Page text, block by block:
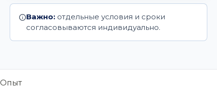
Важно: отдельные условия и сроки
согласовываются индивидуально.
Опыт